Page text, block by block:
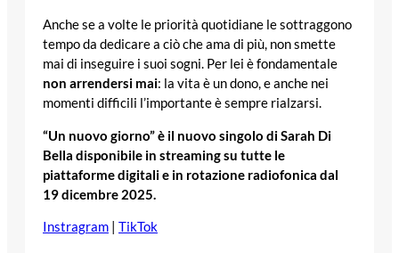
Anche se a volte le priorità quotidiane le sottraggono
tempo da dedicare a ciò che ama di più, non smette
mai di inseguire i suoi sogni. Per lei è fondamentale
non arrendersi mai: la vita è un dono, e anche nei
momenti difficili l’importante è sempre rialzarsi.
“Un nuovo giorno” è il nuovo singolo di Sarah Di
Bella disponibile in streaming su tutte le
piattaforme digitali e in rotazione radiofonica dal
19 dicembre 2025.
Instragram TikTok